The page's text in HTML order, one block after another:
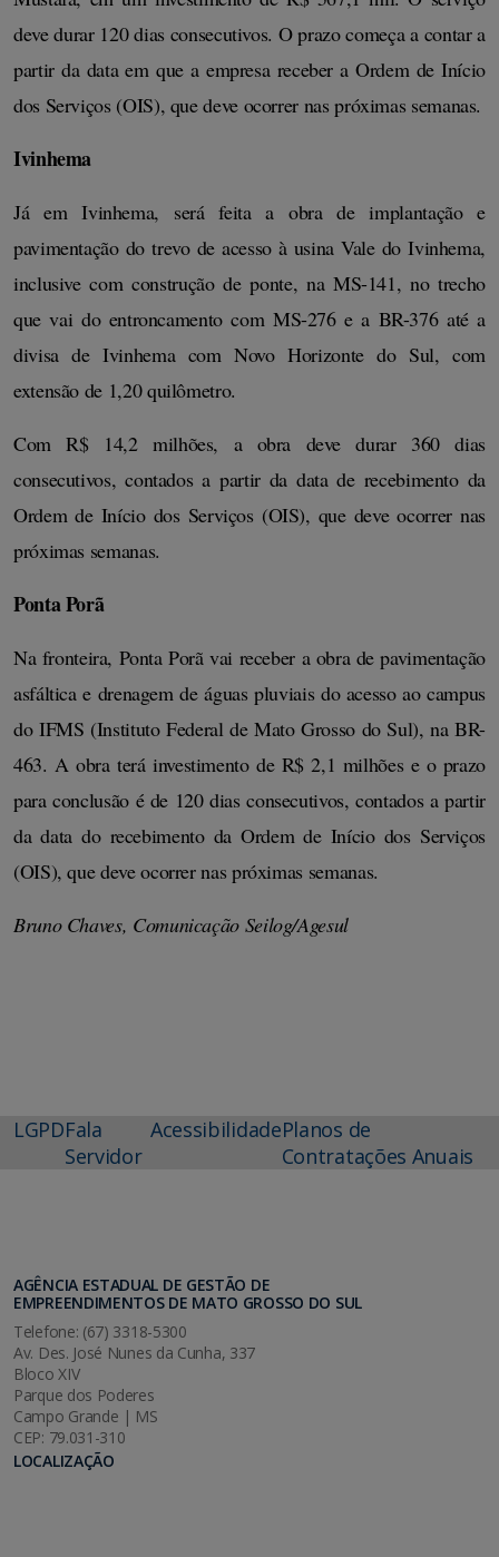
deve durar 120 dias consecutivos. O prazo começa a contar a
partir da data em que a empresa receber a Ordem de Início
dos Serviços (OIS), que deve ocorrer nas próximas semanas.
Ivinhema
Já em Ivinhema, será feita a obra de implantação e
pavimentação do trevo de acesso à usina Vale do Ivinhema,
inclusive com construção de ponte, na MS-141, no trecho
que vai do entroncamento com MS-276 e a BR-376 até a
divisa de Ivinhema com Novo Horizonte do Sul, com
extensão de 1,20 quilômetro.
Com R$ 14,2 milhões, a obra deve durar 360 dias
consecutivos, contados a partir da data de recebimento da
Ordem de Início dos Serviços (OIS), que deve ocorrer nas
próximas semanas.
Ponta Porã
Na fronteira, Ponta Porã vai receber a obra de pavimentação
asfáltica e drenagem de águas pluviais do acesso ao campus
do IFMS (Instituto Federal de Mato Grosso do Sul), na BR-
463. A obra terá investimento de R$ 2,1 milhões e o prazo
para conclusão é de 120 dias consecutivos, contados a partir
da data do recebimento da Ordem de Início dos Serviços
(OIS), que deve ocorrer nas próximas semanas.
Bruno Chaves, Comunicação Seilog/Agesul
LGPDFala
Servidor
AcessibilidadePlanos de
Contratações Anuais
AGÊNCIA ESTADUAL DE GESTÃO DE
EMPREENDIMENTOS DE MATO GROSSO DO SUL
Telefone: (67) 3318-5300
Av. Des. José Nunes da Cunha, 337
Bloco XIV
Parque dos Poderes
Campo Grande | MS
CEP: 79.031-310
LOCALIZAÇÃO